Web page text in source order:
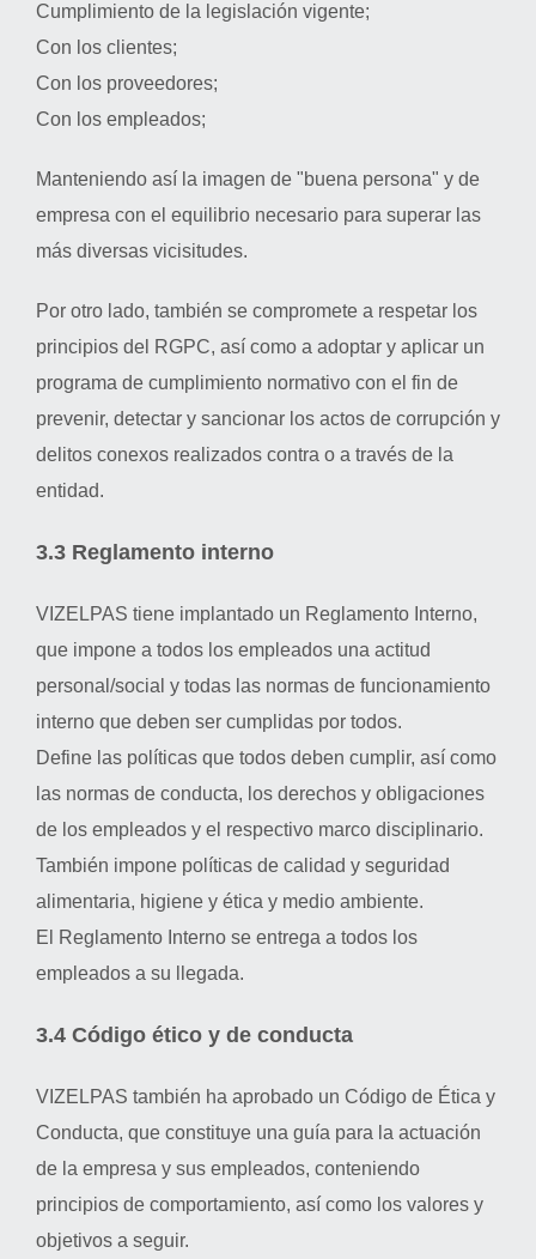
Cumplimiento de la legislación vigente;
Con los clientes;
Con los proveedores;
Con los empleados;
Manteniendo así la imagen de "buena persona" y de
empresa con el equilibrio necesario para superar las
más diversas vicisitudes.
Por otro lado, también se compromete a respetar los
principios del RGPC, así como a adoptar y aplicar un
programa de cumplimiento normativo con el fin de
prevenir, detectar y sancionar los actos de corrupción y
delitos conexos realizados contra o a través de la
entidad.
3.3 Reglamento interno
VIZELPAS tiene implantado un Reglamento Interno,
que impone a todos los empleados una actitud
personal/social y todas las normas de funcionamiento
interno que deben ser cumplidas por todos.
Define las políticas que todos deben cumplir, así como
las normas de conducta, los derechos y obligaciones
de los empleados y el respectivo marco disciplinario.
También impone políticas de calidad y seguridad
alimentaria, higiene y ética y medio ambiente.
El Reglamento Interno se entrega a todos los
empleados a su llegada.
3.4 Código ético y de conducta
VIZELPAS también ha aprobado un Código de Ética y
Conducta, que constituye una guía para la actuación
de la empresa y sus empleados, conteniendo
principios de comportamiento, así como los valores y
objetivos a seguir.